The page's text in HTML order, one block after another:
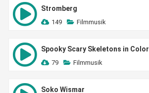
Stromberg
149 Filmmusik
Spooky Scary Skeletons in Color
79 Filmmusik
Soko Wismar